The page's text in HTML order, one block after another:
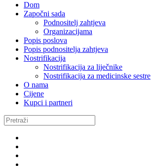
Dom
Započni sada
Podnositelj zahtjeva
Organizacijama
Popis poslova
Popis podnositelja zahtjeva
Nostrifikacija
Nostrifikacija za liječnike
Nostrifikacija za medicinske sestre
O nama
Cijene
Kupci i partneri